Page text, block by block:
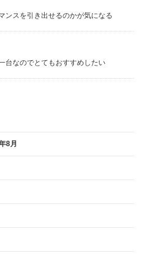
ンスを引き出せるのかが気になる
台なのでとてもおすすめしたい
8月